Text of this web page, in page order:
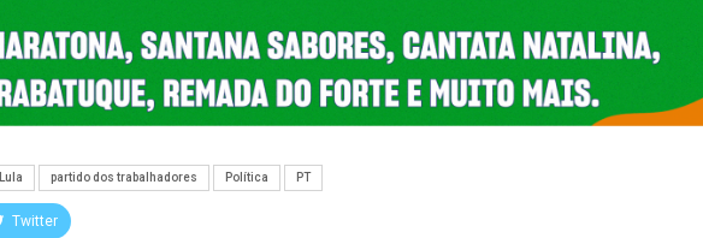
Lula partido dos trabalhadores Política PT
Twitter